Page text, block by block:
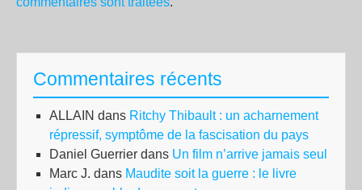
Commentaires récents
ALLAIN dans Ritchy Thibault : un acharnement
répressif, symptôme de la fascisation du pays
Daniel Guerrier dans Un film n’arrive jamais seul
Marc J. dans Maudite soit la guerre : le livre